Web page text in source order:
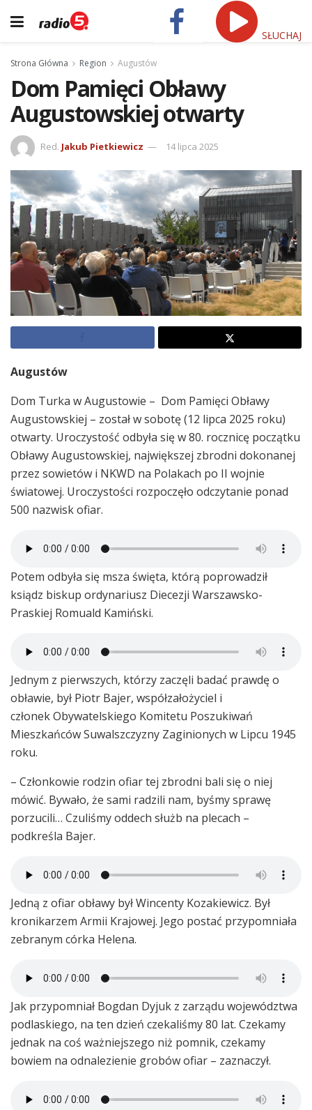
SŁUCHAJ
Strona Główna Region Augustów
Dom Pamięci Obławy
Augustowskiej otwarty
Red. Jakub Pietkiewicz 14 lipca 2025
Augustów
Dom Turka w Augustowie – Dom Pamięci Obławy
Augustowskiej – został w sobotę (12 lipca 2025 roku)
otwarty. Uroczystość odbyła się w 80. rocznicę początku
Obławy Augustowskiej, największej zbrodni dokonanej
przez sowietów i NKWD na Polakach po II wojnie
światowej. Uroczystości rozpoczęło odczytanie ponad
500 nazwisk ofiar.
Potem odbyła się msza święta, którą poprowadził
ksiądz biskup ordynariusz Diecezji Warszawsko-
Praskiej Romuald Kamiński.
Jednym z pierwszych, którzy zaczęli badać prawdę o
obławie, był Piotr Bajer, współzałożyciel i
członek Obywatelskiego Komitetu Poszukiwań
Mieszkańców Suwalszczyzny Zaginionych w Lipcu 1945
roku.
– Członkowie rodzin ofiar tej zbrodni bali się o niej
mówić. Bywało, że sami radzili nam, byśmy sprawę
porzucili… Czuliśmy oddech służb na plecach –
podkreśla Bajer.
Jedną z ofiar obławy był Wincenty Kozakiewicz. Był
kronikarzem Armii Krajowej. Jego postać przypomniała
zebranym córka Helena.
Jak przypomniał Bogdan Dyjuk z zarządu województwa
podlaskiego, na ten dzień czekaliśmy 80 lat. Czekamy
jednak na coś ważniejszego niż pomnik, czekamy
bowiem na odnalezienie grobów ofiar – zaznaczył.